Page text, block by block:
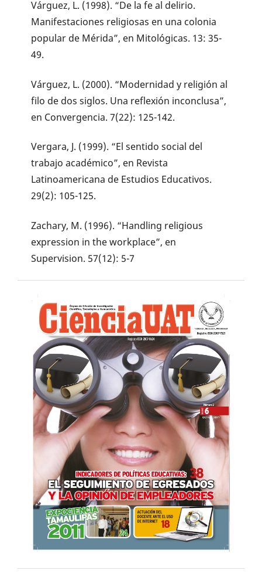
Várguez, L. (1998). “De la fe al delirio.
Manifestaciones religiosas en una colonia
popular de Mérida”, en Mitológicas. 13: 35-
49.
Várguez, L. (2000). “Modernidad y religión al
filo de dos siglos. Una reflexión inconclusa”,
en Convergencia. 7(22): 125-142.
Vergara, J. (1999). “El sentido social del
trabajo académico”, en Revista
Latinoamericana de Estudios Educativos.
29(2): 105-125.
Zachary, M. (1996). “Handling religious
expression in the workplace”, en
Supervision. 57(12): 5-7